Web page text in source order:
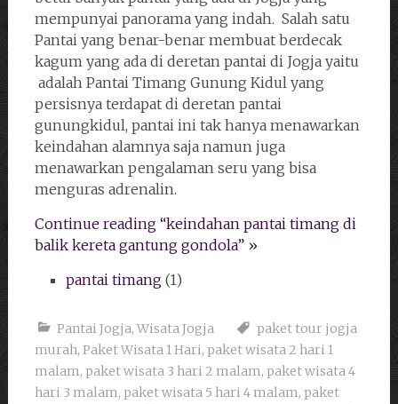
mempunyai panorama yang indah. Salah satu
Pantai yang benar-benar membuat berdecak
kagum yang ada di deretan pantai di Jogja yaitu
adalah Pantai Timang Gunung Kidul yang
persisnya terdapat di deretan pantai
gunungkidul, pantai ini tak hanya menawarkan
keindahan alamnya saja namun juga
menawarkan pengalaman seru yang bisa
menguras adrenalin.
Continue reading “keindahan pantai timang di
balik kereta gantung gondola” »
pantai timang(1)
Pantai Jogja, Wisata Jogja
paket tour jogja
murah, Paket Wisata 1 Hari, paket wisata 2 hari 1
malam, paket wisata 3 hari 2 malam, paket wisata 4
hari 3 malam, paket wisata 5 hari 4 malam, paket